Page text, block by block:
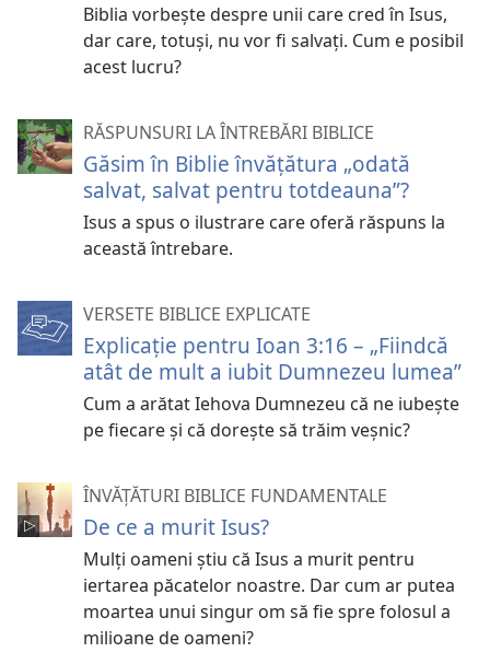
Biblia vorbește despre unii care cred în Isus,
dar care, totuși, nu vor fi salvați. Cum e posibil
acest lucru?
RĂSPUNSURI LA ÎNTREBĂRI BIBLICE
Găsim în Biblie învățătura „odată
salvat, salvat pentru totdeauna”?
Isus a spus o ilustrare care oferă răspuns la
această întrebare.
VERSETE BIBLICE EXPLICATE
Explicație pentru Ioan 3:16 – „Fiindcă
atât de mult a iubit Dumnezeu lumea”
Cum a arătat Iehova Dumnezeu că ne iubește
pe fiecare și că dorește să trăim veșnic?
ÎNVĂȚĂTURI BIBLICE FUNDAMENTALE
De ce a murit Isus?
Mulți oameni știu că Isus a murit pentru
iertarea păcatelor noastre. Dar cum ar putea
moartea unui singur om să fie spre folosul a
milioane de oameni?